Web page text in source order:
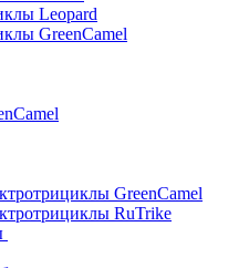
Leopard
GreenCamel
GreenCamel
RuTrike